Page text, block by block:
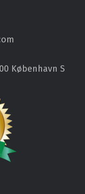
København S